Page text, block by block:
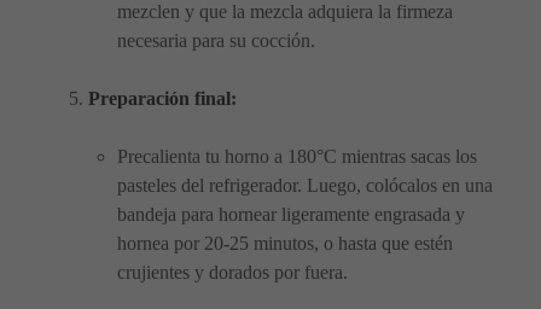
mezclen y que la mezcla adquiera la firmeza
necesaria para su cocción.
Preparación final:
Precalienta tu horno a 180°C mientras sacas los
pasteles del refrigerador. Luego, colócalos en una
bandeja para hornear ligeramente engrasada y
hornea por 20-25 minutos, o hasta que estén
crujientes y dorados por fuera.